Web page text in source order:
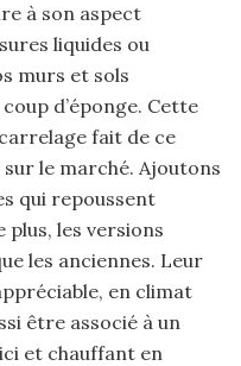
à son aspect
liquides ou
murs et sols
d’éponge. Cette
fait de ce
sur le marché. Ajoutons
qui repoussent
plus, les versions
les anciennes. Leur
en climat
être associé à un
et chauffant en